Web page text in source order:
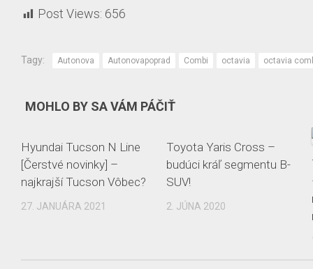
Post Views: 656
Tagy: Autonova Autonovapoprad Combi octavia octavia
MOHLO BY SA VÁM PÁČIŤ
Hyundai Tucson N Line
[Čerstvé novinky] –
najkrajší Tucson Vôbec?
27. JANUÁRA 2021
Toyota Yaris Cross –
budúci kráľ segmentu B-
SUV!
2. JÚNA 2020